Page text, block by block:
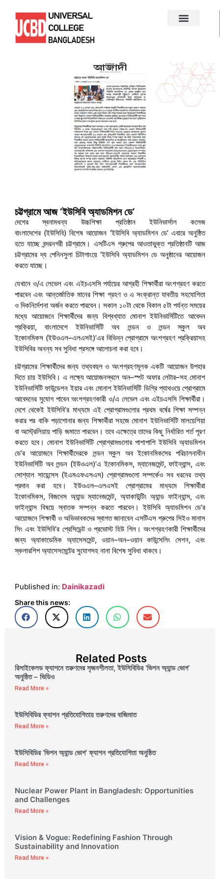
চট্টগ্রামে আজ ‘ইউসিবি অ্যাডমিশন ডে’
দেশের স্বনামধন্য উচ্চশিক্ষা প্রতিষ্ঠান ইউনিভার্সাল কলেজ
বাংলাদেশের (ইউসিবি) বিশেষ আয়োজন ‘ইউসিবি অ্যাডমিশন ডে’ এবারে অনুষ্ঠিত
হতে যাচ্ছে বন্দরনগরী চট্টগ্রামে। এসটিএস গ্রুপের আওতাভুক্ত প্রতিষ্ঠানটি আজ
চট্টগ্রামের দ্য পেনিনসুলা চিটাগাংয়ে ‘ইউসিবি অ্যাডমিশন ডে অনুষ্ঠানের আয়োজন
করতে যাচ্ছে।
যেখানে ও/এ লেভেল এবং এইচএসসি পর্যায়ের আগ্রহী শিক্ষার্থীরা অংশগ্রহণ করতে
পারবেন এবং আন্তর্জাতিক মানের শিক্ষা গ্রহণ ও এ সংক্রান্ত যাবতীয় সহযোগিতা
ও দিকনির্দেশনা অর্জন করতে পারবেন। সকাল ১০টা থেকে বিকাল ৫টা পর্যন্ত সময়ের
মধ্যে আয়োজনে শিক্ষার্থীদের জন্য বিশ্বখ্যাত মোনাশ ইউনিভার্সিটিতে আবেদন
প্রক্রিয়া, বাংলাদেশে ইউনিভার্সিটি অব লন্ডন ও লন্ডন স্কুল অব
ইকোনমিকস (ইউওএল–এলএসই)’এর বিভিন্ন প্রোগ্রামে অংশগ্রহণ প্রক্রিয়াসহ
ইউসিবির অনন্য সব সুবিধা প্রসঙ্গে আলোচনা করা হবে।
চট্টগ্রামের শিক্ষার্থীদের জন্য তথ্যবহুল ও অংশগ্রহণমূলক একটি আয়োজন উপহার
দিতে চায় ইউসিবি। এ লক্ষ্যে আয়োজনস্থলে অন–স্পট অফার লেটার–সহ মোনাশ
ইউনিভার্সিটি ফাউন্ডেশন ইয়ার এবং মোনাশ ইউনিভার্সিটি ডিগ্রি প্যাথওয়ে প্রোগ্রামে
আবেদনের সুযোগ পাবেন অংশগ্রহণকারী ও/এ লেভেল এবং এইচএসসি শিক্ষার্থীরা।
দেশে থেকেই ইউসিবি’র মাধ্যমে এই প্রোগ্রামগুলোর প্রথম বর্ষের শিক্ষা সম্পন্ন
করার পর বাকি পড়াশোনার জন্য শিক্ষার্থীরা সহজে মোনাশ ইউনিভার্সিটি মালয়েশিয়া
বা অস্ট্রেলিয়ায় পাড়ি জমাতে পারবেন। তবে এক্ষেত্রে তাদের কিছু নির্ধারিত শর্ত পূরণ
করতে হবে। মোনাশ ইউনিভার্সিটি প্রোগ্রামগুলোর পাশাপাশি ইউসিবি অ্যাডমিশন
ডে’র আয়োজনে শিক্ষার্থীদেরকে লন্ডন স্কুল অব ইকোনমিকসের পরিচালনাধীন
ইউনিভার্সিটি অব লন্ডন (ইউওএল)’এ ইকোনমিকস, ম্যানেজমেন্ট, ফাইন্যান্স, এবং
সোশ্যাল সায়েন্সেস (ইএমএফএসএস) প্রোগ্রামগুলো সম্পর্কেও সব ধরনের তথ্য
প্রদান করা হবে। ইউওএল–এলএসই প্রোগ্রামের মাধ্যমে শিক্ষার্থীরা
ইকোনমিকস, বিজনেস অ্যান্ড ম্যানেজমেন্ট, অ্যাকাউন্টিং অ্যান্ড ফাইন্যান্স, এবং
ফাইন্যান্স বিষয়ে স্নাতক সম্পন্ন করতে পারবেন। ইউসিবি অ্যাডমিশন ডে’র
আয়োজনে শিক্ষার্থী ও অভিভাবকদের স্বাগত জানাবেন এসটিএস গ্রুপের সিইও মানাস
সিং এবং ইউসিবি’র প্রেসিডেন্ট ও প্রভোস্ট হিউ গিল। অংশগ্রহণকারী শিক্ষার্থীদের
জন্য অ্যাকাডেমিক অ্যাসেসমেন্ট, ওয়ান–অন–ওয়ান কাউন্সেলিং সেশন, এবং
স্কলারশিপ অ্যাসেসমেন্টের সুযোগসহ নানা বিশেষ সুবিধা থাকবে।
Published in: Dainikazadi
Share this news:
Related Posts
রিসাইকেলড ফ্যাশনে তরুণদের সৃজনশীলতা, ইউসিবিডির ‘ভিশন অ্যান্ড ভোগ’
অনুষ্ঠিত – ভিডিও
Read More »
ইউসিবিডির ফ্যাশন প্রতিযোগিতায় তরুণদের বাজিমাত
Read More »
ইউসিবিডির ‘ভিশন অ্যান্ড ভোগ’ ফ্যাশন প্রতিযোগিতা অনুষ্ঠিত
Read More »
Nuclear Power Plant in Bangladesh: Opportunities
and Challenges
Read More »
Vision & Vogue: Redefining Fashion Through
Sustainability and Innovation
Read More »